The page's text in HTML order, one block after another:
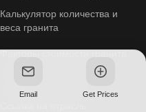
Калькулятор количества и
веса гранита
Прайс-лист на гранит
Email Get Prices